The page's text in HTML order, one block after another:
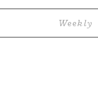
Weekly